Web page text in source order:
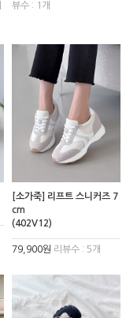
뷰수 : 1개
[소가죽] 리프트 스니커즈 7
cm
(402V12)
79,900원 리뷰수 : 5개